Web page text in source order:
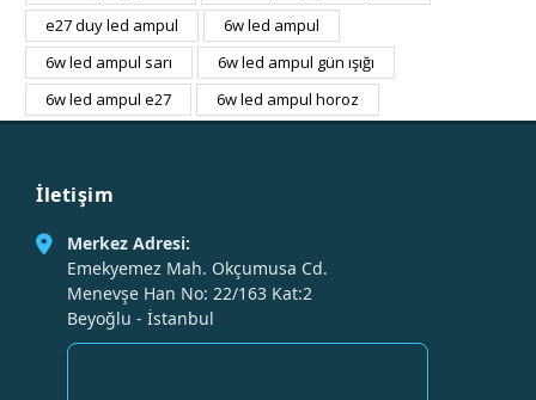
e27 duy led ampul
6w led ampul
6w led ampul sarı
6w led ampul gün ışığı
6w led ampul e27
6w led ampul horoz
İletişim
Merkez Adresi:
Emekyemez Mah. Okçumusa Cd.
Menevşe Han No: 22/163 Kat:2
Beyoğlu - İstanbul